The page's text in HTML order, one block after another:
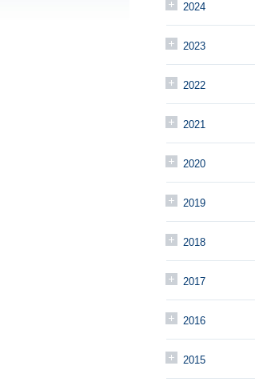
2024
2023
2022
2021
2020
2019
2018
2017
2016
2015